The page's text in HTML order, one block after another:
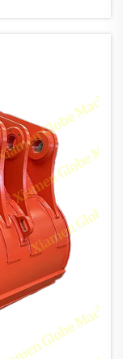
mens